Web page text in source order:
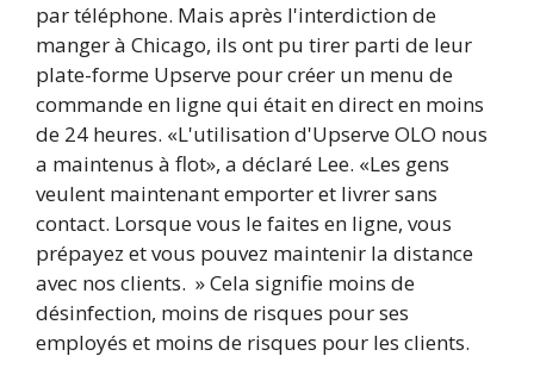
par téléphone. Mais après l'interdiction de
manger à Chicago, ils ont pu tirer parti de leur
plate-forme Upserve pour créer un menu de
commande en ligne qui était en direct en moins
de 24 heures. «L'utilisation d'Upserve OLO nous
a maintenus à flot», a déclaré Lee. «Les gens
veulent maintenant emporter et livrer sans
contact. Lorsque vous le faites en ligne, vous
prépayez et vous pouvez maintenir la distance
avec nos clients. » Cela signifie moins de
désinfection, moins de risques pour ses
employés et moins de risques pour les clients.